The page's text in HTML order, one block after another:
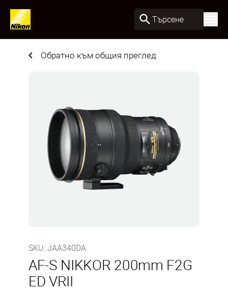
Търсене
Обратно към общия преглед
SKU:JAA340DA
AF-S NIKKOR 200mm F2G
ED VRII